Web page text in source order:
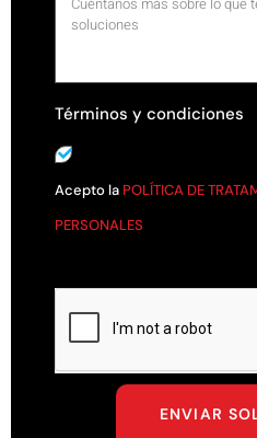
Términos y condiciones
Acepto la POLÍTICA DE
PERSONALES
ENVIAR